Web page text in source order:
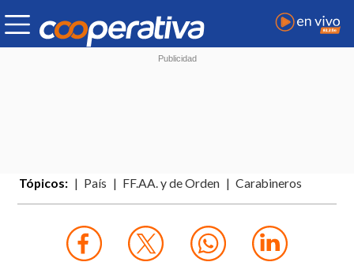
Tópicos: País FF.AA. y de Orden Carabineros